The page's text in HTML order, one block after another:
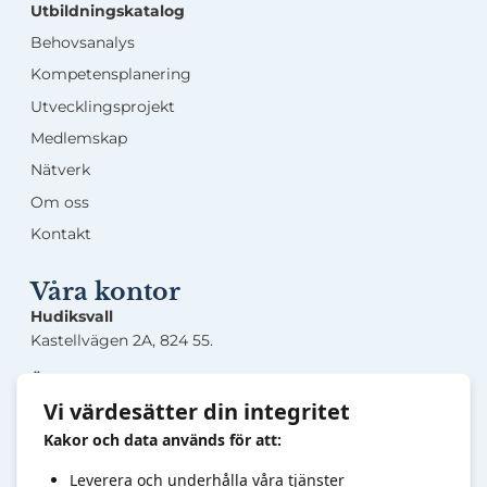
Utbildningskatalog
Behovsanalys
Kompetensplanering
Utvecklingsprojekt
Medlemskap
Nätverk
Om oss
Kontakt
Våra kontor
Hudiksvall
Kastellvägen 2A, 824 55.
Örnsköldsvik
Lasarettsgatan 5, 891 33.
Sandviken
Vi värdesätter din integritet
Kakor och data används för att:
Leverera och underhålla våra tjänster